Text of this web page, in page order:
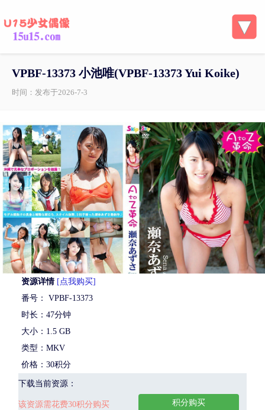
VPBF-13373 小池唯(VPBF-13373 Yui Koike)
时间：发布于2026-7-3
资源详情 [点我购买]
番号： VPBF-13373
时长：47分钟
大小：1.5 GB
类型：MKV
价格：30积分
下载当前资源：
该资源需花费30积分购买 积分购买